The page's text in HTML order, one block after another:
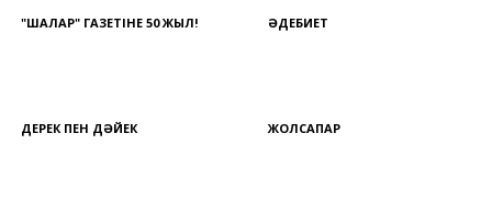
"ШАЛҚАР" ГАЗЕТІНЕ 50 ЖЫЛ! ӘДЕБИЕТ
ДЕРЕК ПЕН ДӘЙЕК ЖОЛСАПАР